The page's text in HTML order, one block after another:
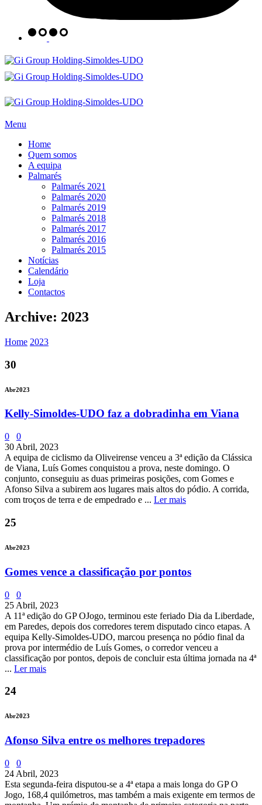
Menu
Home
Quem somos
A equipa
Palmarés
Palmarés 2021
Palmarés 2020
Palmarés 2019
Palmarés 2018
Palmarés 2017
Palmarés 2016
Palmarés 2015
Notícias
Calendário
Loja
Contactos
Archive: 2023
Home 2023
30
Abr2023
Kelly-Simoldes-UDO faz a dobradinha em Viana
0
0
30 Abril, 2023
A equipa de ciclismo da Oliveirense venceu a 3ª edição da Clássica
de Viana, Luís Gomes conquistou a prova, neste domingo. O
conjunto, conseguiu as duas primeiras posições, com Gomes e
Afonso Silva a subirem aos lugares mais altos do pódio. A corrida,
com troços de terra e de empedrado e ... Ler mais
25
Abr2023
Gomes vence a classificação por pontos
0
0
25 Abril, 2023
A 11ª edição do GP OJogo, terminou este feriado Dia da Liberdade,
em Paredes, depois dos corredores terem disputado cinco etapas. A
equipa Kelly-Simoldes-UDO, marcou presença no pódio final da
prova por intermédio de Luís Gomes, o corredor venceu a
classificação por pontos, depois de concluir esta última jornada na 4ª
... Ler mais
24
Abr2023
Afonso Silva entre os melhores trepadores
0
0
24 Abril, 2023
Esta segunda-feira disputou-se a 4ª etapa a mais longa do GP O
Jogo, 168,4 quilómetros, mas também a mais exigente em termos de